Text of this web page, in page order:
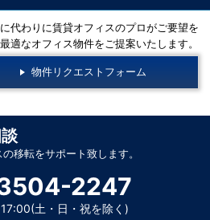
代わりに賃貸オフィスのプロがご要望を
適なオフィス物件をご提案いたします。
物件リクエストフォーム
移転をサポート致します。
2247
土・日・祝を除く)